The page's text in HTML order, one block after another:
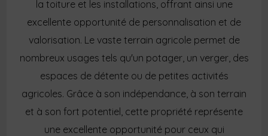
la toiture et les installations, offrant ainsi une
excellente opportunité de personnalisation et de
valorisation. Le vaste terrain agricole permet de
nombreux usages tels qu'un potager, un verger, des
espaces de détente ou de petites activités
agricoles. Grâce à son indépendance, à son terrain
et à son fort potentiel, cette propriété représente
une excellente opportunité pour ceux qui